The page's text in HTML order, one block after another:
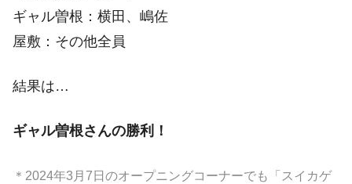
ギャル曽根：横田、嶋佐
屋敷：その他全員
結果は…
ギャル曽根さんの勝利！
＊2024年3月7日のオープニングコーナーでも「スイカゲ